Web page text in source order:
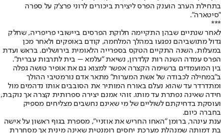
בתחילת הערב הוענק הפרס ליצירת ביכורים לרוני פרצ'ק על ספרה
"סיטארה".
***
לאחר שנתיים שבהן התקיימה חלוקת הפרסים ביישובי פריפריה, שחלק
גדול מתושביהם נפגעו במהלך המלחמה, קודם באופקים ולאחר מכן
במעלות, השנה התקיים הטקס בספרייה הלאומית בירושלים. בראש ועדת
הפרס עמדה השנה רות קלדרון, נשיאת ״עלמא – בית לתרבות עברית".
בין המועמדים ברשימה הקצרה אפשר למצוא גם את אופיר טושה גפלה
ב״במחילה לכבודה של אשת המערות״ מתאר אדם נורמטיבי ההולך
ומתדרדר עד שהוא נעלם באורח המותיר את הסובבים אותו נדהמים מול
חידה שאינה נפתרת עד מותו. זוהי אמנם יצירה ספרותית קצרה אך נוקבת,
ועוסקת בדחיקתם לשוליים של מי שאינם נחשבים מצליחים מספיק
בחברה כיום.
ענת עינהר, ברומן ״האחו החריש את אוזניי״, מספרת בגוף ראשון על אישה
בת דמותה שמנהלת מערכת יחסים רומנטית שאינה מינית אך מסחררת